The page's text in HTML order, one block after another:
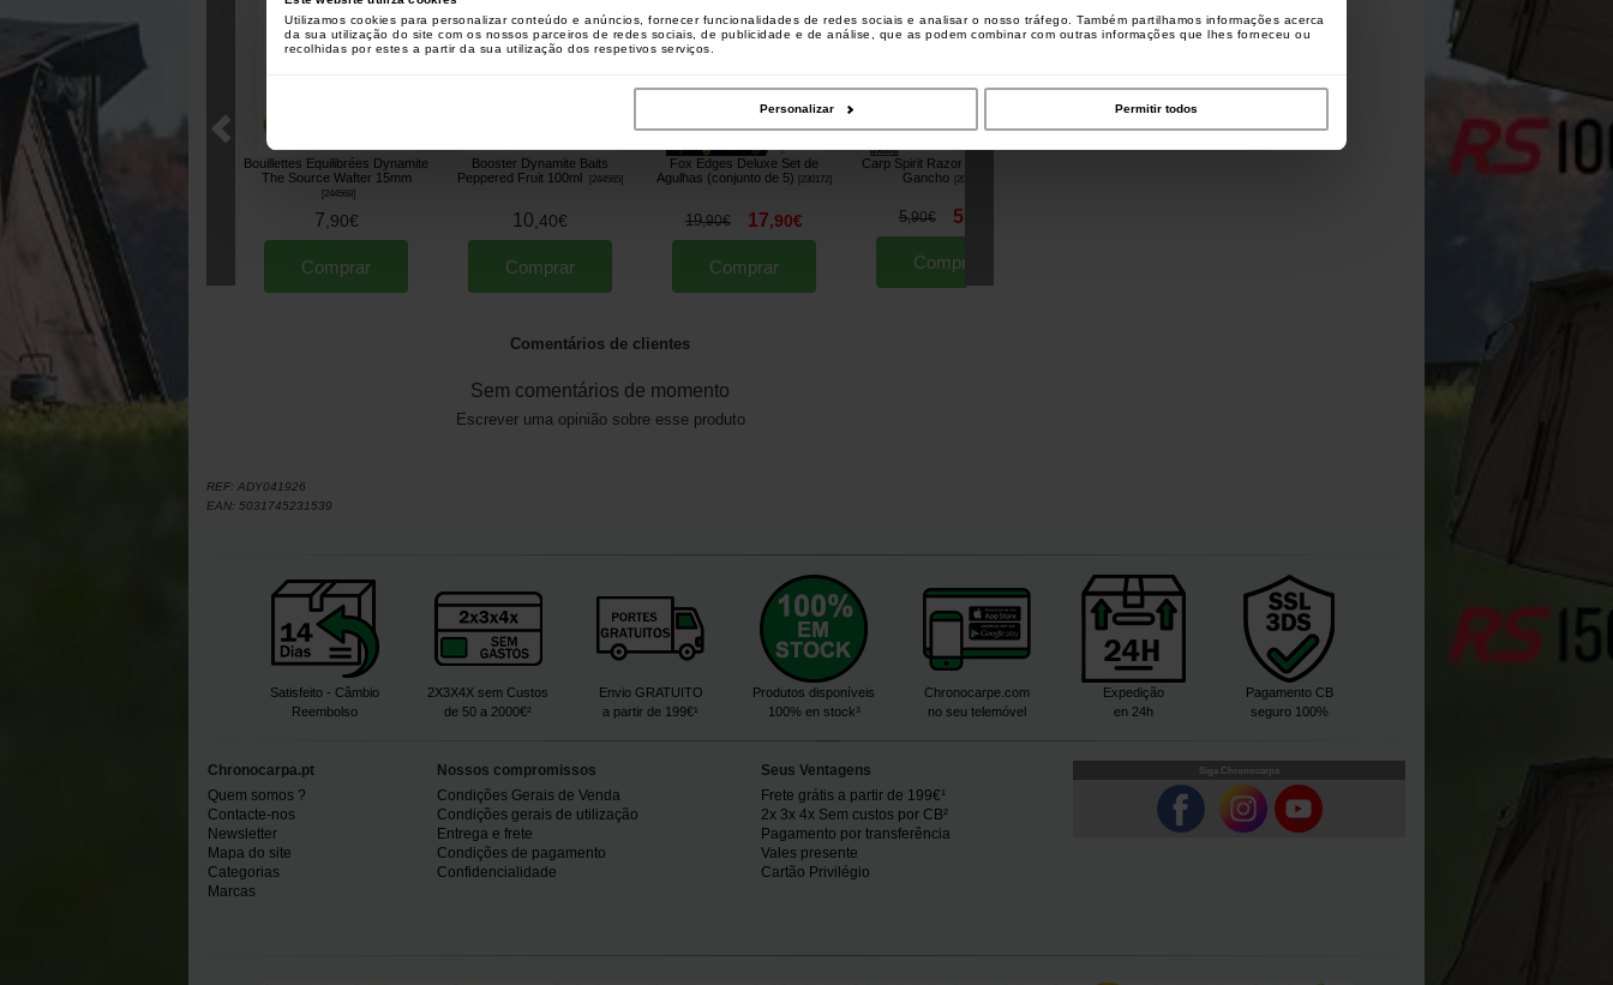
Utilizamos cookies para personalizar conteúdo e anúncios, fornecer funcionalidades de redes sociais e analisar o nosso tráfego. Também partilhamos informações acerca
da sua utilização do site com os nossos parceiros de redes sociais, de publicidade e de análise, que as podem combinar com outras informações que lhes forneceu ou
recolhidas por estes a partir da sua utilização dos respetivos serviços.
Personalizar Permitir todos
Bouillettes Equilibrées Dynamite
The Source Wafter 15mm
244568]
7,90€
Comprar
Booster Dynamite Baits
Peppered Fruit 100ml
[244565]
10,40€
Comprar
Fox Edges Deluxe Set de
Agulhas (conjunto de 5)
[230172
19,90€ 17,90€
Comprar
Carp Spirit Razor V-Curve XS
Gancho
209736A
5,90€ 5
Comprar
Carp Spirit Gravity
90cm Montagem (por 3)
Comentários de clientes
Sem comentários de momento
Escrever uma opinião sobre esse produto
REF: ADY041926
EAN: 5031745231539
Satisfeito - Câmbio
Reembolso
2X3X4X sem Custos
de 50 a 2000€²
Envio GRATUITO
a partir de 199€¹
Produtos disponíveis
100% en stock³
Chronocarpe.com
no seu telemóvel
Expedição
en 24h
Pagamento CB
seguro 100%
Chronocarpa.pt
Quem somos ?
Contacte-nos
Newsletter
Mapa do site
Categorias
Marcas
Nossos compromissos
Condições Gerais de Venda
Condições gerais de utilização
Entrega e frete
Condições de pagamento
Confidencialidade
Seus Ventagens
Frete grátis a partir de 199€¹
2x 3x 4x Sem custos por CB²
Pagamento por transferência
Vales presente
Cartão Privilégio
Siga Chronocarpa